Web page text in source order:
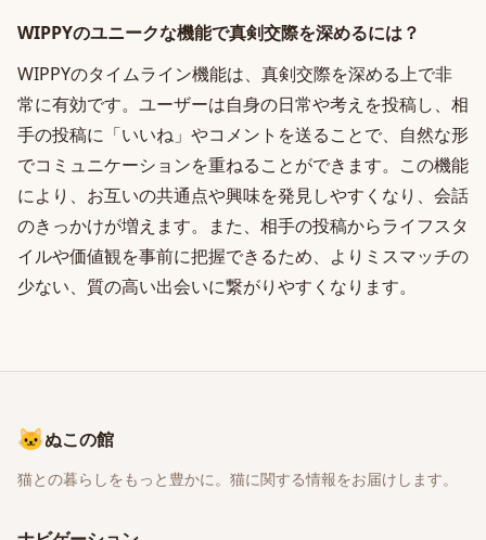
WIPPYのユニークな機能で真剣交際を深めるには？
WIPPYのタイムライン機能は、真剣交際を深める上で非
常に有効です。ユーザーは自身の日常や考えを投稿し、相
手の投稿に「いいね」やコメントを送ることで、自然な形
でコミュニケーションを重ねることができます。この機能
により、お互いの共通点や興味を発見しやすくなり、会話
のきっかけが増えます。また、相手の投稿からライフスタ
イルや価値観を事前に把握できるため、よりミスマッチの
少ない、質の高い出会いに繋がりやすくなります。
🐱ぬこの館
猫との暮らしをもっと豊かに。猫に関する情報をお届けします。